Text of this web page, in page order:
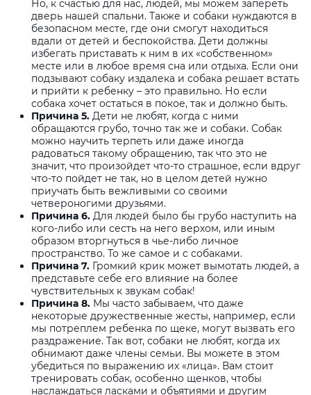
Но, к счастью для нас, людей, мы можем запереть
дверь нашей спальни. Также и собаки нуждаются в
безопасном месте, где они смогут находиться
вдали от детей и беспокойства. Дети должны
избегать приставать к ним в их «собственном»
месте или в любое время сна или отдыха. Если они
подзывают собаку издалека и собака решает встать
и прийти к ребенку – это правильно. Но если
собака хочет остаться в покое, так и должно быть.
Причина 5. Дети не любят, когда с ними
обращаются грубо, точно так же и собаки. Собак
можно научить терпеть или даже иногда
радоваться такому обращению, так что это не
значит, что произойдет что-то страшное, если вдруг
что-то пойдет не так, но в целом детей нужно
приучать быть вежливыми со своими
четвероногими друзьями.
Причина 6. Для людей было бы грубо наступить на
кого-либо или сесть на него верхом, или иным
образом вторгнуться в чье-либо личное
пространство. То же самое и с собаками.
Причина 7. Громкий крик может вымотать людей, а
представьте себе его влияние на более
чувствительных к звукам собак!
Причина 8. Мы часто забываем, что даже
некоторые дружественные жесты, например, если
мы потреплем ребенка по щеке, могут вызвать его
раздражение. Так вот, собаки не любят, когда их
обнимают даже члены семьи. Вы можете в этом
убедиться по выражению их «лица». Вам стоит
тренировать собак, особенно щенков, чтобы
наслаждаться ласками и объятиями и другим